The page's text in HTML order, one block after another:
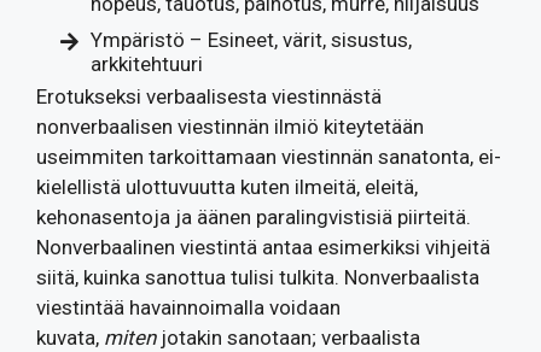
Ympäristö – Esineet, värit, sisustus,
arkkitehtuuri
Erotukseksi verbaalisesta viestinnästä
nonverbaalisen viestinnän ilmiö kiteytetään
useimmiten tarkoittamaan viestinnän sanatonta, ei-
kielellistä ulottuvuutta kuten ilmeitä, eleitä,
kehonasentoja ja äänen paralingvistisiä piirteitä.
Nonverbaalinen viestintä antaa esimerkiksi vihjeitä
siitä, kuinka sanottua tulisi tulkita. Nonverbaalista
viestintää havainnoimalla voidaan
kuvata, miten jotakin sanotaan; verbaalista